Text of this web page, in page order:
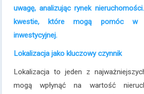
uwagę, analizując rynek
kwestie, które mogą pomóc w
inwestycyjnej.
Lokalizacja jako kluczowy czynnik
Lokalizacja to jeden z
mogą wpłynąć na wartość